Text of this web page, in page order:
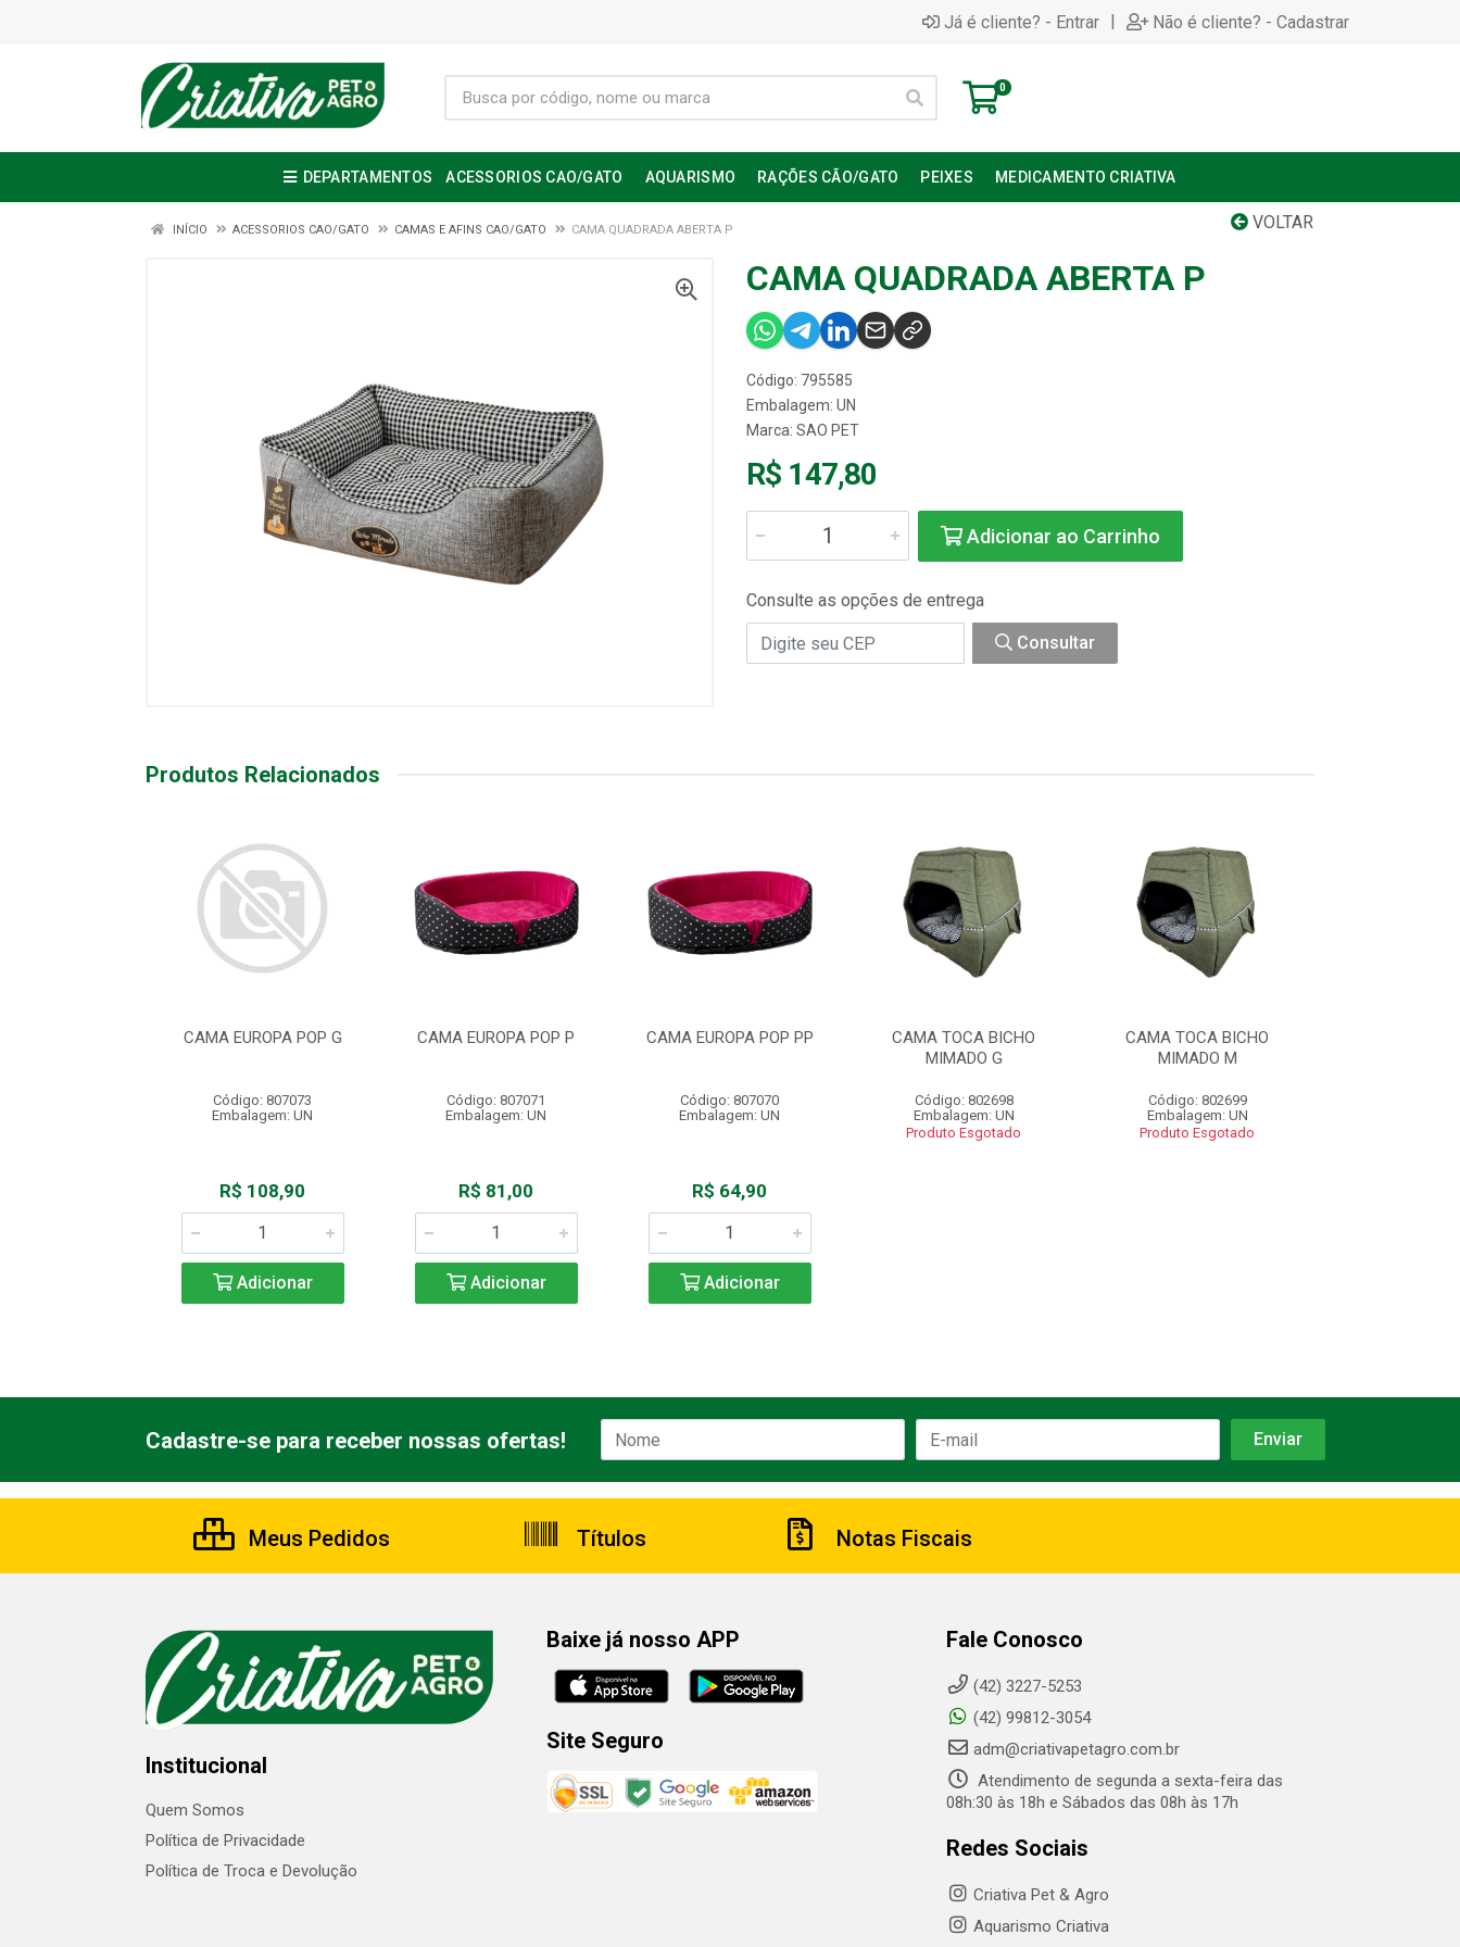
Já é cliente? - Entrar | Não é cliente? - Cadastrar
0
DEPARTAMENTOS ACESSORIOS CAO/GATO AQUARISMO RAÇÕES CÃO/GATO PEIXES MEDICAMENTO CRIATIVA
VOLTAR
INÍCIO ACESSORIOS CAO/GATO CAMAS E AFINS CAO/GATO CAMA QUADRADA ABERTA P
CAMA QUADRADA ABERTA P
Código: 795585
Embalagem: UN
Marca: SAO PET
R$ 147,80
Adicionar ao Carrinho
Consulte as opções de entrega
Consultar
Produtos Relacionados
CAMA EUROPA POP G
Código: 807073
Embalagem: UN
R$ 108,90
Adicionar
CAMA EUROPA POP P
Código: 807071
Embalagem: UN
R$ 81,00
Adicionar
CAMA EUROPA POP PP
Código: 807070
Embalagem: UN
R$ 64,90
Adicionar
CAMA TOCA BICHO
MIMADO G
Código: 802698
Embalagem: UN
Produto Esgotado
CAMA TOCA BICHO
MIMADO M
Código: 802699
Embalagem: UN
Produto Esgotado
Cadastre-se para receber nossas ofertas!
Meus Pedidos Títulos Notas Fiscais
Institucional
Quem Somos
Política de Privacidade
Política de Troca e Devolução
Baixe já nosso APP
Site Seguro
Fale Conosco
(42) 3227-5253
(42) 99812-3054
adm@criativapetagro.com.br
Atendimento de segunda a sexta-feira das
08h:30 às 18h e Sábados das 08h às 17h
Redes Sociais
Criativa Pet & Agro
Aquarismo Criativa